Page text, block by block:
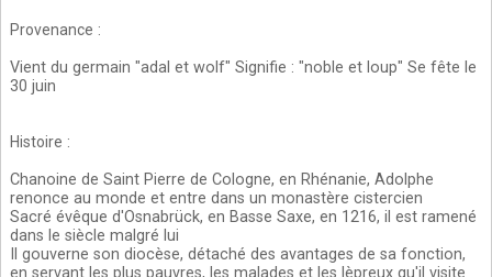
Provenance :
Vient du germain "adal et wolf" Signifie : "noble et loup" Se fête le
30 juin
Histoire :
Chanoine de Saint Pierre de Cologne, en Rhénanie, Adolphe
renonce au monde et entre dans un monastère cistercien
Sacré évêque d'Osnabrück, en Basse Saxe, en 1216, il est ramené
dans le siècle malgré lui
Il gouverne son diocèse, détaché des avantages de sa fonction,
en servant les plus pauvres, les malades et les lèpreux qu'il visite